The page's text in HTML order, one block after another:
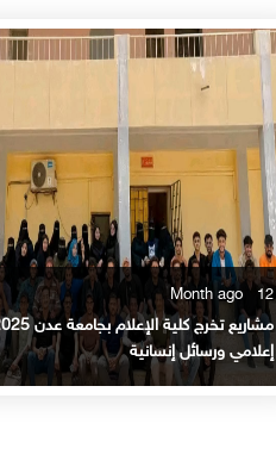
12 Month ago
إعلامي ورسائل إنسانية